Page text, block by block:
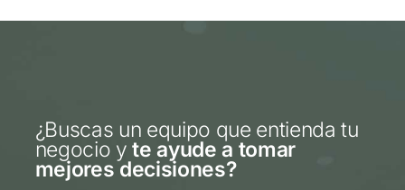
¿Buscas un equipo que entienda tu
negocio y te ayude a tomar
mejores decisiones?